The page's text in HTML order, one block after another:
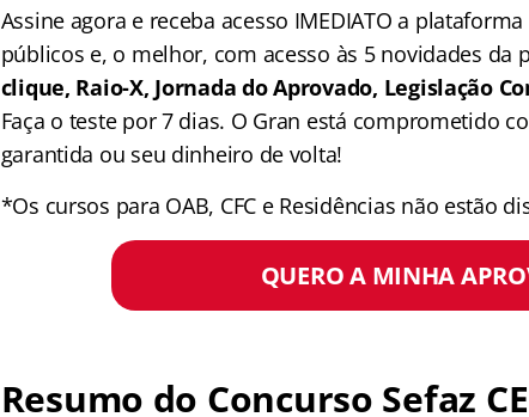
Assine agora e receba acesso IMEDIATO a
públicos e, o melhor, com acesso às 5 novidades da
clique, Raio-X, Jornada do Aprovado, Legislação
Faça o teste por 7 dias. O Gran está comprometido
garantida ou seu dinheiro de volta!
*Os cursos para OAB, CFC e Residências não estão
QUERO A MINHA
Resumo do Concurso Sefaz CE